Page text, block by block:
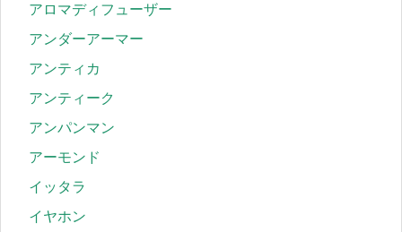
アロマディフューザー
アンダーアーマー
アンティカ
アンティーク
アンパンマン
アーモンド
イッタラ
イヤホン